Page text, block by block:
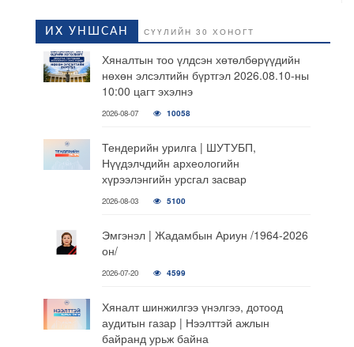
ИХ УНШСАН СҮҮЛИЙН 30 ХОНОГТ
Хяналтын тоо үлдсэн хөтөлбөрүүдийн
нөхөн элсэлтийн бүртгэл 2026.08.10-ны
10:00 цагт эхэлнэ
2026-08-07 10058
Тендерийн урилга | ШУТУБП,
Нүүдэлчдийн археологийн
хүрээлэнгийн урсгал засвар
2026-08-03 5100
Эмгэнэл | Жадамбын Ариун /1964-2026
он/
2026-07-20 4599
Хяналт шинжилгээ үнэлгээ, дотоод
аудитын газар | Нээлттэй ажлын
байранд урьж байна